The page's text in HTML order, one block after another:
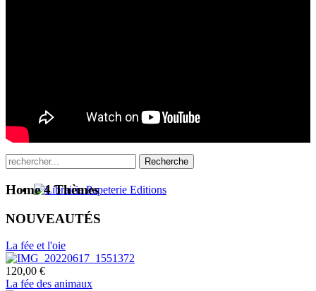
Recherche
Home 4Thèmes
NOUVEAUTÉS
La fée et l'oie
120,00 €
La fée des animaux